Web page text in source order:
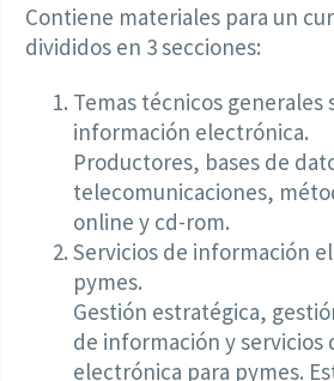
Contiene materiales para un
divididos en 3 secciones:
Temas técnicos generales
información electrónica.
Productores, bases de
telecomunicaciones,
online y cd-rom.
Servicios de información
pymes.
Gestión estratégica,
de información y servicios
electrónica para pymes.